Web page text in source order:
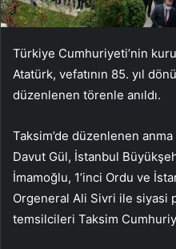
Türkiye Cumhuriyeti’nin
Atatürk, vefatının 85. yıl
düzenlenen törenle anıldı.
Taksim’de düzenlenen
Davut Gül, İstanbul
İmamoğlu, 1’inci Ordu ve
Orgeneral Ali Sivri ile siyasi
temsilcileri Taksim